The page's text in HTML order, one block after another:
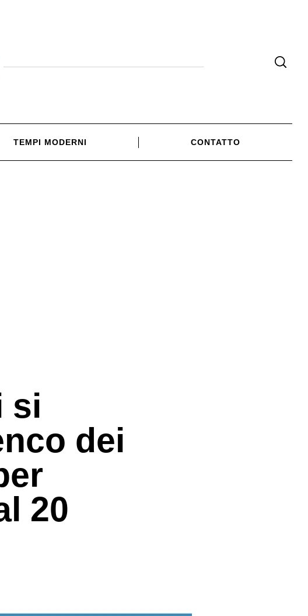
TEMPI MODERNI CONTATTO
si
dei
20